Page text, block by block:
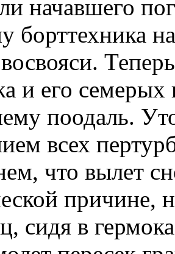
начавшего
борттехника
и его семерых
поодаль.
всех
что вылет
причине,
сидя в